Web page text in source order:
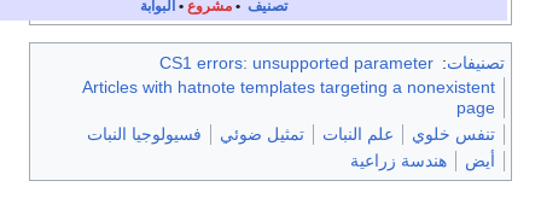
مشروع• البوابة
CS1 errors: unsupported parameter
Articles with hatnote templates targeting a
خلوي
علم النبات تمثيل ضوئي
فسيولوجيا النبات
هندسة زراعية